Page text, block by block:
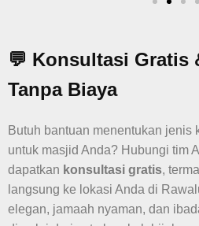
💬 Konsultasi Gratis
Tanpa Biaya
Butuh bantuan menentukan jenis
untuk masjid Anda? Hubungi tim
dapatkan konsultasi gratis,
langsung ke lokasi Anda di
elegan, jamaah nyaman, dan